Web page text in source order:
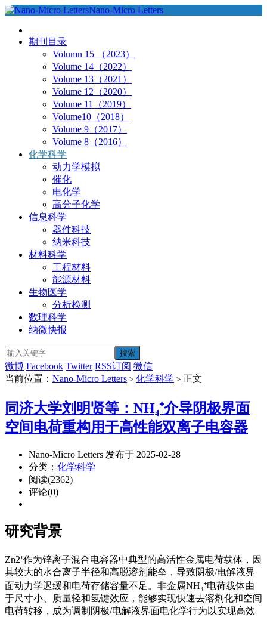
Nano-Micro Letters
期刊目录
Volumn 15 （2023）
Volume 14（2022）
Volume 13（2021）
Volume 12（2020）
Volume 11（2019）
Volume10（2018）
Volume 9（2017）
Volume 8（2016）
化学科学
动力学模拟
催化
电化学
高分子化学
信息科学
器件科技
纳米科技
材料科学
工程材料
能源材料
生物医学
分析检测
数理科学
纳微快报
微博 Facebook Twitter RSS订阅 微信
当前位置： Nano-Micro Letters > 化学科学 > 正文
同济大学刘明贤等：NH₄⁺介导阴极界面
空间电荷重构用于高性能双离子电容器
Nano-Micro Letters 发布于 2025-02-28
分类： 化学科学
阅读(2362)
评论(0)
研究背景
Zn2⁺作为锌离子混合电容器中典型的高活性金属电荷载体，因
其较大的水合离子半径和高脱溶剂能垒，导致阴极/电解液界
面动力学迟缓和电荷存储容量不足。非金属NH₄⁺电荷载体由
于尺寸小、质量轻和氢键效应，能够实现快速去溶剂化和空间
电荷转移，成为调制阴极/电解液界面电化学行为以实现高效